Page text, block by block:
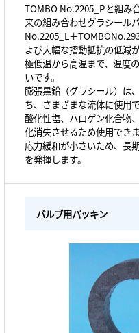
TOMBO No.2205_Pと組み
来の組み合わせグラシール
No.2205_L＋
よび大幅な摺動抵抗の低減
極低温から高温まで、温度
いです。
膨張黒鉛（グラシール）は
ち、さまざまな流体に使用
酸化性塩、ハロゲン化合物
化消失させるため使用できま
応力緩和が小さいため、長
を発揮します。
バルブ用パッキン